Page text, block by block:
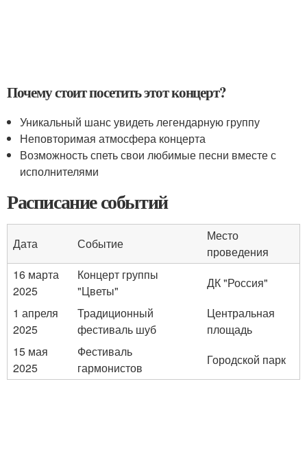
Почему стоит посетить этот концерт?
Уникальный шанс увидеть легендарную группу
Неповторимая атмосфера концерта
Возможность спеть свои любимые песни вместе с
исполнителями
Расписание событий
Дата Событие
Место
проведения
16 марта
2025
Концерт группы
"Цветы"
ДК "Россия"
1 апреля
2025
Традиционный
фестиваль шуб
Центральная
площадь
15 мая
2025
Фестиваль
гармонистов
Городской парк